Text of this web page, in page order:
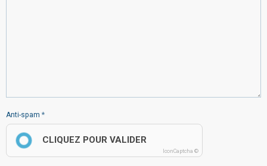
Anti-spam
CLIQUEZ POUR VALIDER
IconCaptcha ©